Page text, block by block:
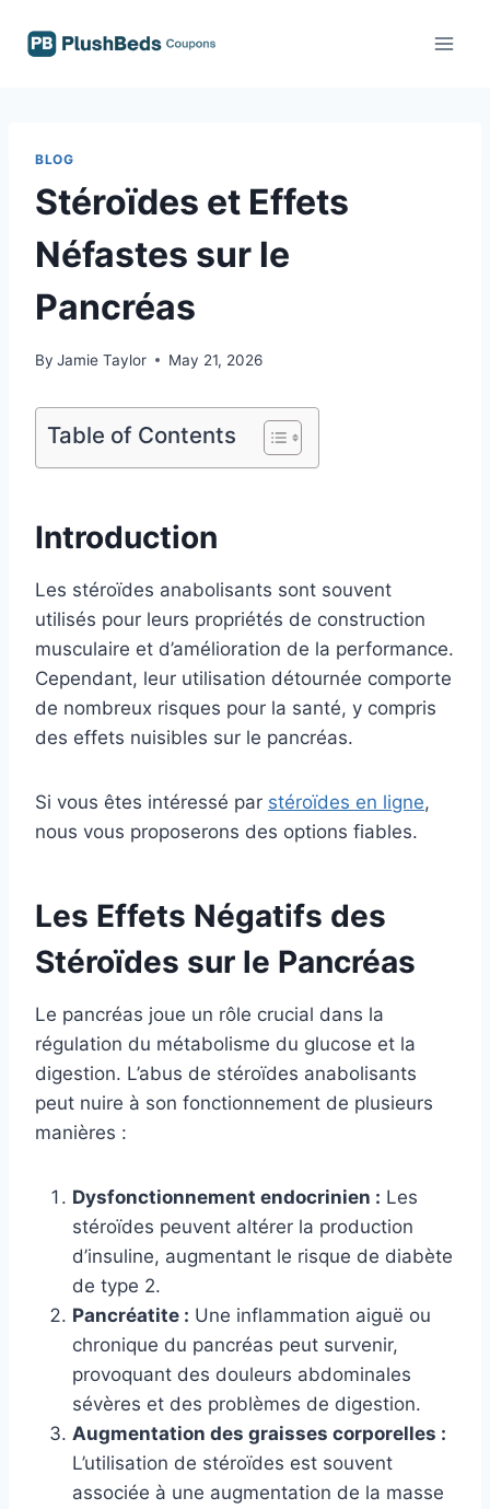
BLOG
Stéroïdes et Effets
Néfastes sur le
Pancréas
By Jamie Taylor May 21, 2026
Table of Contents
Introduction
Les stéroïdes anabolisants sont souvent
utilisés pour leurs propriétés de construction
musculaire et d’amélioration de la performance.
Cependant, leur utilisation détournée comporte
de nombreux risques pour la santé, y compris
des effets nuisibles sur le pancréas.
Si vous êtes intéressé par stéroïdes en ligne,
nous vous proposerons des options fiables.
Les Effets Négatifs des
Stéroïdes sur le Pancréas
Le pancréas joue un rôle crucial dans la
régulation du métabolisme du glucose et la
digestion. L’abus de stéroïdes anabolisants
peut nuire à son fonctionnement de plusieurs
manières :
Dysfonctionnement endocrinien : Les
stéroïdes peuvent altérer la production
d’insuline, augmentant le risque de diabète
de type 2.
Pancréatite : Une inflammation aiguë ou
chronique du pancréas peut survenir,
provoquant des douleurs abdominales
sévères et des problèmes de digestion.
Augmentation des graisses corporelles :
L’utilisation de stéroïdes est souvent
associée à une augmentation de la masse